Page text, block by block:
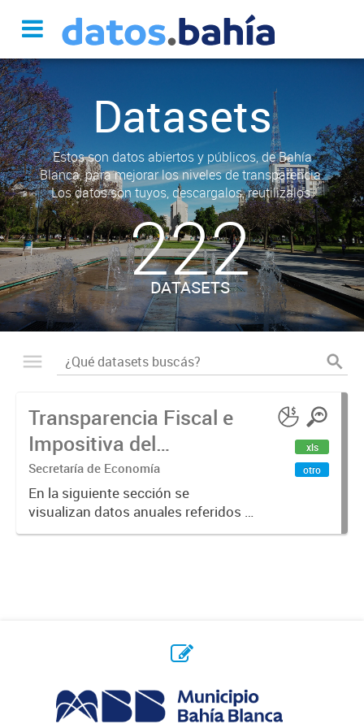
Datasets
Estos son datos abiertos y públicos, de Bahía
Blanca, para mejorar los niveles de transparencia.
Los datos son tuyos, descargalos, reutilizalos.
222
DATASETS
Transparencia Fiscal e
Impositiva del
Municipio. Año 2023
Secretaría de Economía
En la siguiente sección se
visualizan datos anuales referidos a
la transparencia fiscal e impositiva
xls
otro